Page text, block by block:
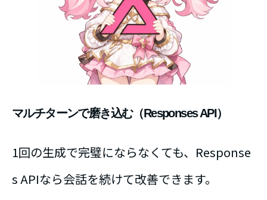
マルチターンで磨き込む（Responses API）
1回の生成で完璧にならなくても、Response
s APIなら会話を続けて改善できます。